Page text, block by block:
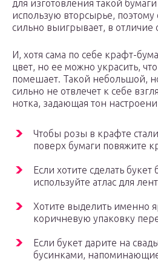
для изготовления такой
использую вторсырье,
сильно выигрывает, в отличие
И, хотя сама по себе крафт-
цвет, но ее можно украсить,
помешает. Такой небольшой,
сильно не отвлечет к себе
нотка, задающая тон
Чтобы розы в крафте
поверх бумаги повяжите
Если хотите сделать
используйте атлас для
Хотите выделить именно
коричневую упаковку
Если букет дарите на
бусинками,